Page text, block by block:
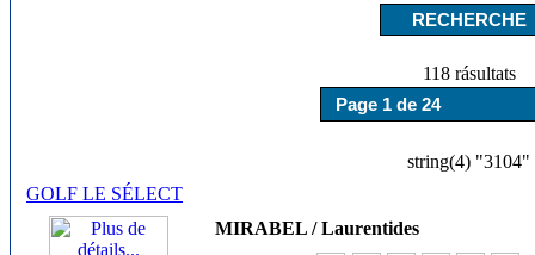
118 rásultats
string(4) "3104"
GOLF LE SÉLECT
MIRABEL / Laurentides